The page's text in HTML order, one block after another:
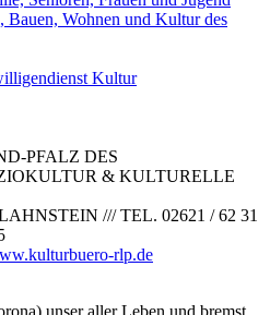
PFALZ DES
& KULTURELLE
///TEL. 02621 / 62 31
rlp.de
unser aller Leben und bremst